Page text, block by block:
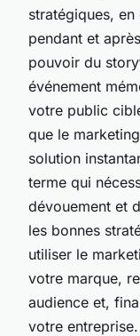
stratégiques,
pendant et
pouvoir du
événement
votre public
que le
solution
terme qui
dévouement et
les bonnes
utiliser le
votre marque,
audience et,
votre entreprise.